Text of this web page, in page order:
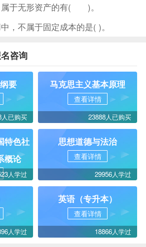
属于无形资产的有( )。
，不属于固定成本的是( )。
咨询
要
人已购买
马克思主义基本原理
查看详情
23888人已购买
特色社
概论
人学过
思想道德与法治
查看详情
29956人学过
人学过
英语（专升本）
查看详情
18866人学过